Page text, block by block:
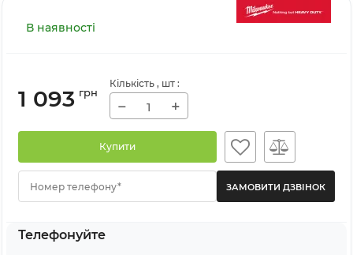
В наявності
1 093 грн
Кількість , шт :
− +
Купити
Номер телефону*
Телефонуйте